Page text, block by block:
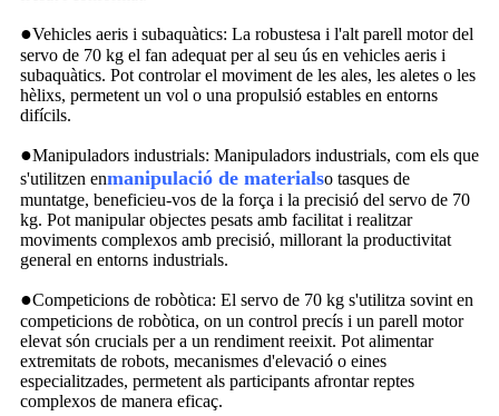
●Vehicles aeris i subaquàtics: La robustesa i l'alt parell motor del
servo de 70 kg el fan adequat per al seu ús en vehicles aeris i
subaquàtics. Pot controlar el moviment de les ales, les aletes o les
hèlixs, permetent un vol o una propulsió estables en entorns
difícils.
●Manipuladors industrials: Manipuladors industrials, com els que
s'utilitzen enmanipulació de materialso tasques de
muntatge, beneficieu-vos de la força i la precisió del servo de 70
kg. Pot manipular objectes pesats amb facilitat i realitzar
moviments complexos amb precisió, millorant la productivitat
general en entorns industrials.
●Competicions de robòtica: El servo de 70 kg s'utilitza sovint en
competicions de robòtica, on un control precís i un parell motor
elevat són crucials per a un rendiment reeixit. Pot alimentar
extremitats de robots, mecanismes d'elevació o eines
especialitzades, permetent als participants afrontar reptes
complexos de manera eficaç.